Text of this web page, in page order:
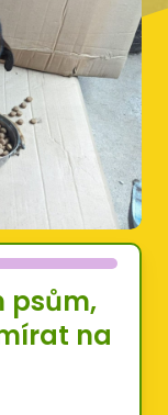
psům,
na